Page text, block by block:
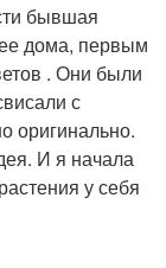
бывшая
дома, первым
. Они были
с
оригинально.
И я начала
у себя